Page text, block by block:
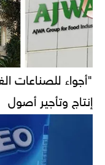
"أجواء للصناعات
إنتاج وتأجير أصول